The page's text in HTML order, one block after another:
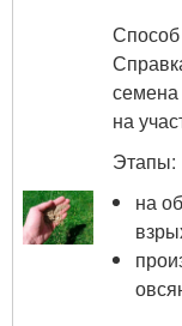
Способ
на
Этапы:
на